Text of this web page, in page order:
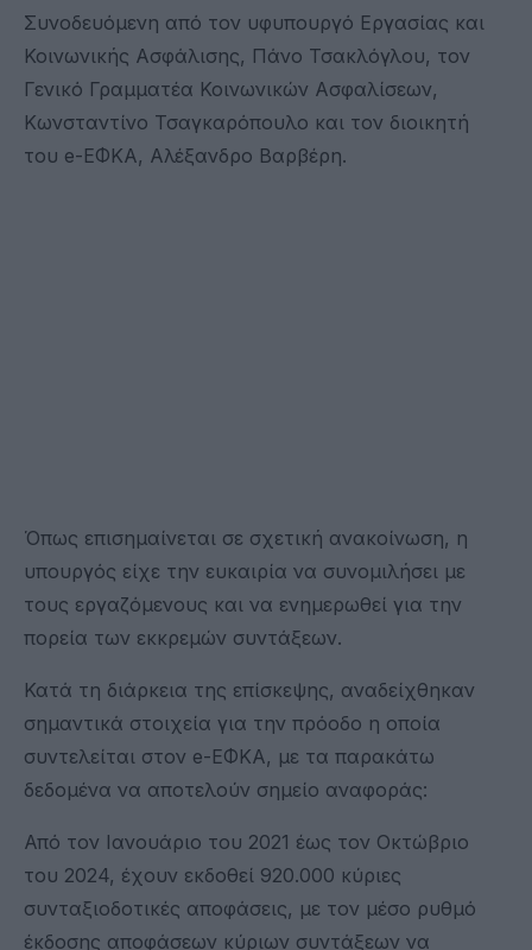
Συνοδευόμενη από τον υφυπουργό Εργασίας και
Κοινωνικής Ασφάλισης, Πάνο Τσακλόγλου, τον
Γενικό Γραμματέα Κοινωνικών Ασφαλίσεων,
Κωνσταντίνο Τσαγκαρόπουλο και τον διοικητή
του e-ΕΦΚΑ, Αλέξανδρο Βαρβέρη.
Όπως επισημαίνεται σε σχετική ανακοίνωση, η
υπουργός είχε την ευκαιρία να συνομιλήσει με
τους εργαζόμενους και να ενημερωθεί για την
πορεία των εκκρεμών συντάξεων.
Κατά τη διάρκεια της επίσκεψης, αναδείχθηκαν
σημαντικά στοιχεία για την πρόοδο η οποία
συντελείται στον e-ΕΦΚΑ, με τα παρακάτω
δεδομένα να αποτελούν σημείο αναφοράς:
Από τον Ιανουάριο του 2021 έως τον Οκτώβριο
του 2024, έχουν εκδοθεί 920.000 κύριες
συνταξιοδοτικές αποφάσεις, με τον μέσο ρυθμό
έκδοσης αποφάσεων κύριων συντάξεων να